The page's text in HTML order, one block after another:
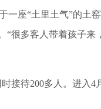
一座“土里土气”的土
“很多客人带着孩子来
接待200多人。进入4